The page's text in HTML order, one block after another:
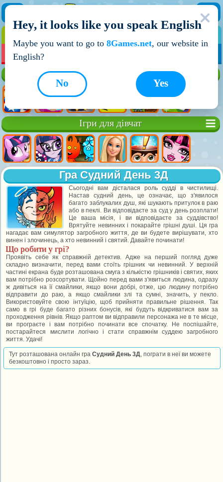
НОВІ ІГРИ
Ігри для дівчат
Гра Судний День 3Д
Сьогодні вам дісталася роль судді в чистилищі.
Настав судний день, це означає, що з'явилося
багато заблукалих душ, які шукають притулок в раю
або в пеклі. Ви відповідаєте за суд у день розплати!
Це ваша місія, і ви відповідаєте за суддівство!
Врятуйте невинних і покарайте грішні душі. Ця гра
нагадає вам симулятор загробного життя, де ви будете вирішувати, хто
винен і злочинець, а хто невинний і святий. Давайте починати!
Що робити у грі?
Проявіть себе як справжній детектив. Адже на перший погляд дуже
складно визначити, перед вами стоїть грішник чи невинний. У верхній
частині екрана буде розташована смуга з кількістю грішників і святих, яких
вам потрібно розсортувати. Щойно перед вами з'явиться людина, одразу
ж дивіться на її смайлики, якщо вони добрі, отже, цю людину потрібно
відправити до раю, а якщо смайлики злі та сумні, значить, у пекло.
Використовуйте свою інтуїцію, щоб прийняти правильне рішення. Так
само в грі буде багато різних бонусів, які будуть відкриватися вам за
проходження рівнів. Якщо раптом ви відправили персонажа не в те місце,
ви програєте і вам потрібно починати все спочатку. Не поспішайте,
постарайтеся мислити логічно і стати справжнім суддею загробного
життя. Удачі!
Тут розташована онлайн граСудний День 3Д, пограти в неї ви можете
безкоштовно і просто зараз.
Hey, it looks like you speak English
Maybe you want to go to 8Games.net, our website in
English?
Yes
No